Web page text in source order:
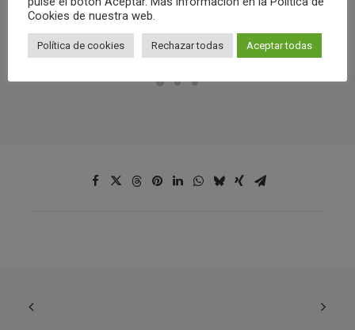
Cookies de nuestra web.
Política de cookies Rechazar todas Aceptar todas